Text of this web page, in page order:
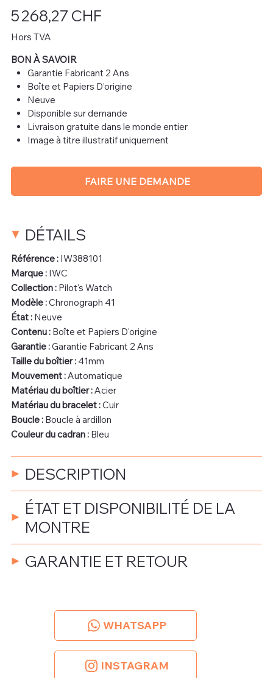
5 268,27 CHF
Hors TVA
BON À SAVOIR
Garantie Fabricant 2 Ans
Boîte et Papiers D’origine
Neuve
Disponible sur demande
Livraison gratuite dans le monde entier
Image à titre illustratif uniquement
FAIRE UNE DEMANDE
DÉTAILS
Référence :IW388101
Marque : IWC
Collection : Pilot's Watch
Modèle :Chronograph 41
État :Neuve
Contenu :Boîte et Papiers D'origine
Garantie :Garantie Fabricant 2 Ans
Taille du boîtier : 41mm
Mouvement :Automatique
Matériau du boîtier :Acier
Matériau du bracelet :Cuir
Boucle : Boucle à ardillon
Couleur du cadran : Bleu
DESCRIPTION
ÉTAT ET DISPONIBILITÉ DE LA
MONTRE
GARANTIE ET RETOUR
WHATSAPP
INSTAGRAM